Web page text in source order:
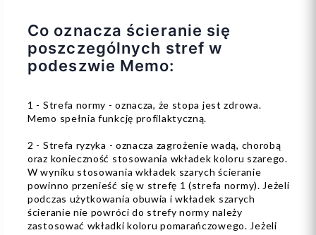
Co oznacza ścieranie się
poszczególnych stref w
podeszwie Memo:
1 - Strefa normy - oznacza, że stopa jest zdrowa.
Memo spełnia funkcję profilaktyczną.
2 - Strefa ryzyka - oznacza zagrożenie wadą, chorobą
oraz konieczność stosowania wkładek koloru szarego.
W wyniku stosowania wkładek szarych ścieranie
powinno przenieść się w strefę 1 (strefa normy). Jeżeli
podczas użytkowania obuwia i wkładek szarych
ścieranie nie powróci do strefy normy należy
zastosować wkładki koloru pomarańczowego. Jeżeli